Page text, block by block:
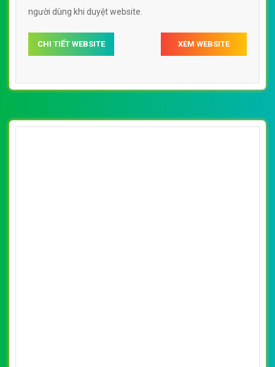
người dùng khi duyệt website.
CHI TIẾT WEBSITE XEM WEBSITE